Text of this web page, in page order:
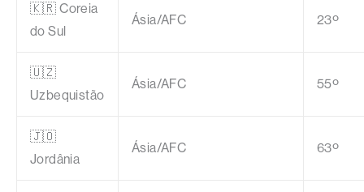
🇰🇷 Coreia
do Sul
Ásia/AFC 23º
🇺🇿
Uzbequistão
Ásia/AFC 55º
🇯🇴
Jordânia
Ásia/AFC 63º